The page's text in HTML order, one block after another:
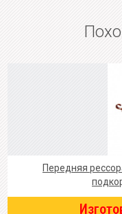
Передняя